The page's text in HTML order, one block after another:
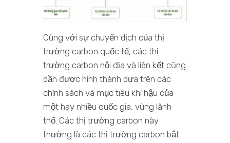
Cùng với sự chuyển dịch của thị
trường carbon quốc tế, các thị
trường carbon nội địa và liên kết cũng
dần được hình thành dựa trên các
chính sách và mục tiêu khí hậu của
một hay nhiều quốc gia, vùng lãnh
thổ. Các thị trường carbon này
thường là các thị trường carbon bắt